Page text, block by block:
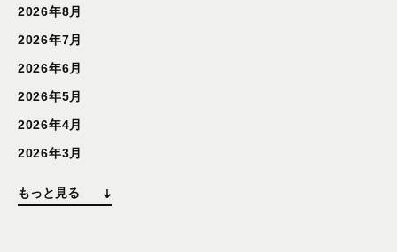
2026年8月
2026年7月
2026年6月
2026年5月
2026年4月
2026年3月
もっと見る